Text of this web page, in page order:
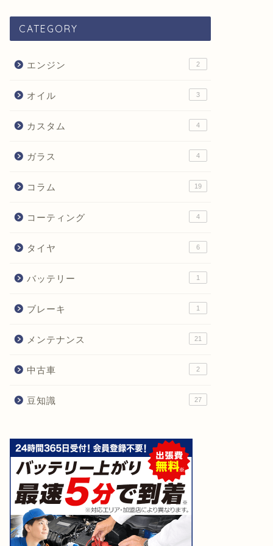
CATEGORY
エンジン 2
オイル 3
カスタム 4
ガラス 4
コラム 19
コーティング 4
タイヤ 6
バッテリー 1
ブレーキ 1
メンテナンス 21
中古車 2
豆知識 27